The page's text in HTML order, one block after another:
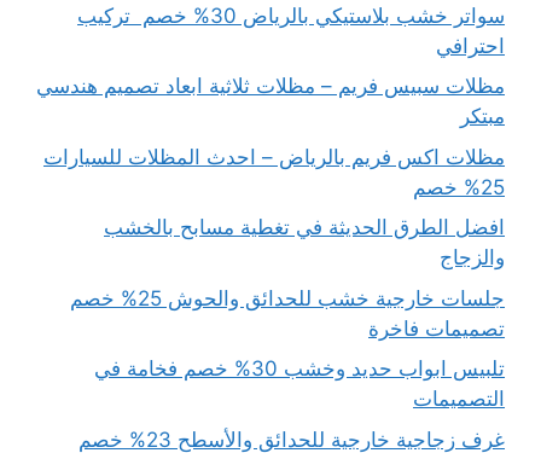
سواتر خشب بلاستيكي بالرياض 30% خصم تركيب
احترافي
مظلات سبيس فريم – مظلات ثلاثية ابعاد تصميم هندسي
مبتكر
مظلات اكس فريم بالرياض – احدث المظلات للسيارات
25% خصم
افضل الطرق الحديثة في تغطية مسابح بالخشب
والزجاج
جلسات خارجية خشب للحدائق والحوش 25% خصم
تصميمات فاخرة
تلبيس ابواب حديد وخشب 30% خصم فخامة في
التصميمات
غرف زجاجية خارجية للحدائق والأسطح 23% خصم